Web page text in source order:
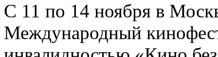
С 11 по 14 ноября в
Международный